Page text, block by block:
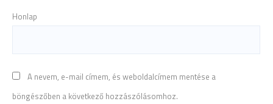
Honlap
A nevem, e-mail címem, és weboldalcímem mentése a
böngészőben a következő hozzászólásomhoz.